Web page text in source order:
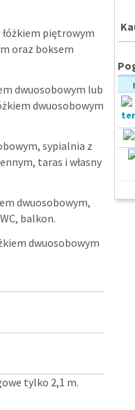
łóżkiem piętrowym
oraz boksem
dwuosobowym lub
dwuosobowym
sypialnia z
taras i własny
dwuosobowym,
balkon.
dwuosobowym
tylko 2,1 m.